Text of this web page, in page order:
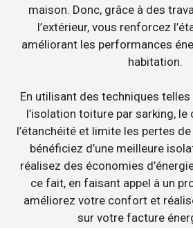
maison. Donc, grâce à des
l’extérieur, vous renforcez
améliorant les performances
habitation.
En utilisant des techniques telles
l’isolation toiture par sarking,
l’étanchéité et limite les pertes
bénéficiez d’une meilleure
réalisez des économies
ce fait, en faisant appel à un
améliorez votre confort et
sur votre facture